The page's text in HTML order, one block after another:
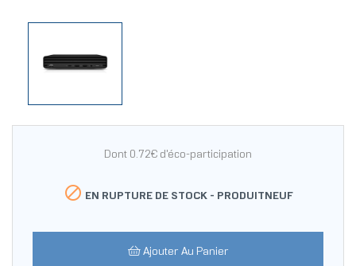
Dont 0.72€ d'éco-participation
 EN RUPTURE DE STOCK - PRODUITNEUF
Ajouter Au Panier